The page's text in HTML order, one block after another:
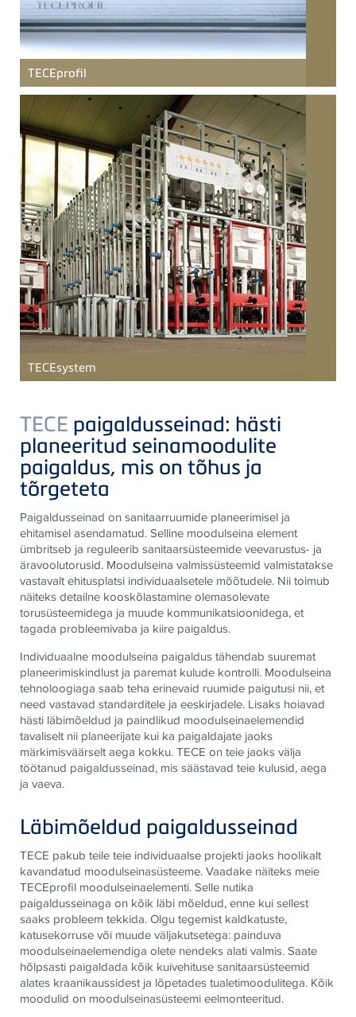
TECEprofil
TECEsystem
TECE paigaldusseinad: hästi
planeeritud seinamoodulite
paigaldus, mis on tõhus ja
tõrgeteta
Paigaldusseinad on sanitaarruumide planeerimisel ja
ehitamisel asendamatud. Selline moodulseina element
ümbritseb ja reguleerib sanitaarsüsteemide veevarustus- ja
äravoolutorusid. Moodulseina valmissüsteemid valmistatakse
vastavalt ehitusplatsi individuaalsetele mõõtudele. Nii toimub
näiteks detailne kooskõlastamine olemasolevate
torusüsteemidega ja muude kommunikatsioonidega, et
tagada probleemivaba ja kiire paigaldus.
Individuaalne moodulseina paigaldus tähendab suuremat
planeerimiskindlust ja paremat kulude kontrolli. Moodulseina
tehnoloogiaga saab teha erinevaid ruumide paigutusi nii, et
need vastavad standarditele ja eeskirjadele. Lisaks hoiavad
hästi läbimõeldud ja paindlikud moodulseinaelemendid
tavaliselt nii planeerijate kui ka paigaldajate jaoks
märkimisväärselt aega kokku. TECE on teie jaoks välja
töötanud paigaldusseinad, mis säästavad teie kulusid, aega
ja vaeva.
Läbimõeldud paigaldusseinad
TECE pakub teile teie individuaalse projekti jaoks hoolikalt
kavandatud moodulseinasüsteeme. Vaadake näiteks meie
TECEprofil moodulseinaelementi. Selle nutika
paigaldusseinaga on kõik läbi mõeldud, enne kui sellest
saaks probleem tekkida. Olgu tegemist kaldkatuste,
katusekorruse või muude väljakutsetega: painduva
moodulseinaelemendiga olete nendeks alati valmis. Saate
hõlpsasti paigaldada kõik kuivehituse sanitaarsüsteemid
alates kraanikaussidest ja lõpetades tualetimoodulitega. Kõik
moodulid on moodulseinasüsteemi eelmonteeritud.